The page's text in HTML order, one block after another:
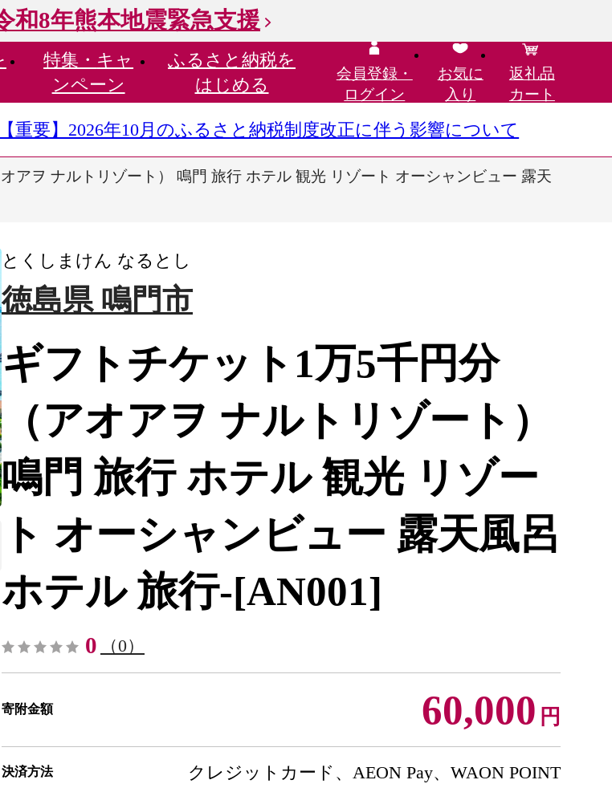
和8年熊本地震緊急支援
特集・ キャ
ンペーン
ふるさと納税を
はじめる
会員登録・
ログイン
お気に
入り
返礼品
カート
【重要】2026年10月のふるさと納税制度改正に伴う影響について
アヲ ナルトリゾート） 鳴門 旅行 ホテル 観光 リゾート オーシャンビュー 露天
とくしまけん なるとし
徳島県 鳴門市
ギフトチケット1万5千円分
（アオアヲ ナルトリゾート）
鳴門 旅行 ホテル 観光 リゾー
ト オーシャンビュー 露天風呂
ホテル 旅行-[AN001]
0 （0）
寄附金額 60,000 円
決済方法
クレジットカード、AEON Pay、WAON POINT